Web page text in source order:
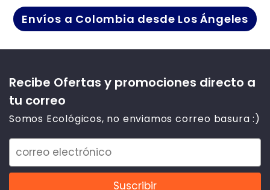
Envíos a Colombia desde Los Ángeles
Recibe Ofertas y promociones directo a
tu correo
Somos Ecológicos, no enviamos correo basura :)